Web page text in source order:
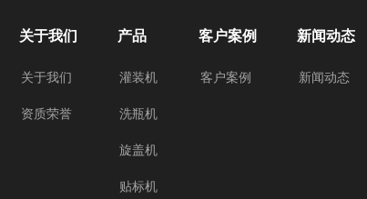
关于我们
关于我们
资质荣誉
产品
灌装机
洗瓶机
旋盖机
贴标机
客户案例
客户案例
新闻动态
新闻动态